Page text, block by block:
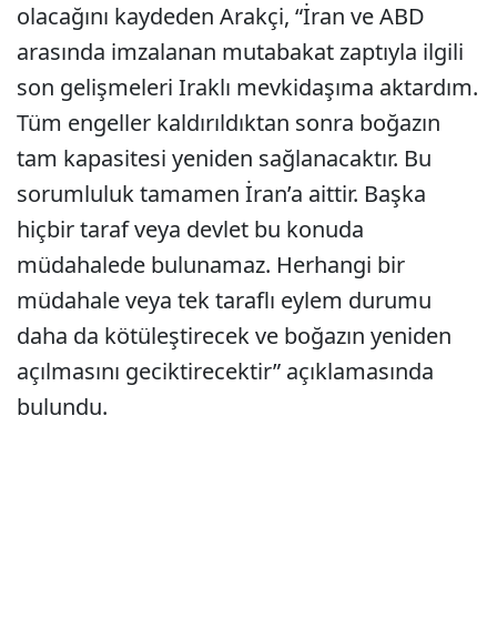
olacağını kaydeden Arakçi, “İran ve ABD
arasında imzalanan mutabakat zaptıyla ilgili
son gelişmeleri Iraklı mevkidaşıma aktardım.
Tüm engeller kaldırıldıktan sonra boğazın
tam kapasitesi yeniden sağlanacaktır. Bu
sorumluluk tamamen İran’a aittir. Başka
hiçbir taraf veya devlet bu konuda
müdahalede bulunamaz. Herhangi bir
müdahale veya tek taraflı eylem durumu
daha da kötüleştirecek ve boğazın yeniden
açılmasını geciktirecektir” açıklamasında
bulundu.